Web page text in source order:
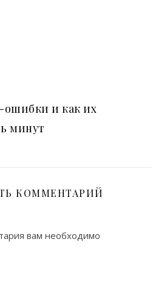
и как их
минут
КОММЕНТАРИЙ
вам необходимо